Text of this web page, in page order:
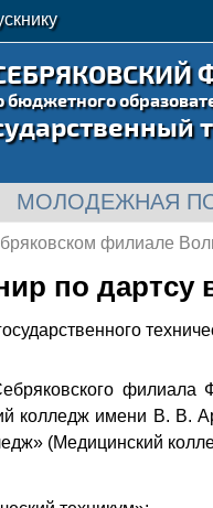
бюджетного
МОЛОДЕЖНАЯ
филиале
по
колледж имени В.
(Медицинский